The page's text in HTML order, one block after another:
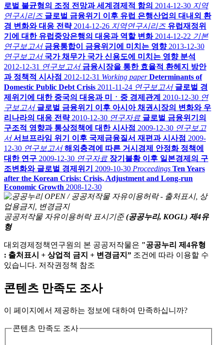
로벌 불균형의 조정 전망과 세계경제적 함의 2014-12-30 지역
연구시리즈 글로벌 금융위기 이후 유럽 은행산업의 대내외 환
경 변화와 대응 전략 2014-12-26 지역연구시리즈 유럽재정위
기에 대한 유럽중앙은행의 대응과 역할 변화 2014-12-22 기본
연구보고서 금융통합이 금융위기에 미치는 영향 2013-12-30
연구보고서 국가 채무가 국가 신용도에 미치는 영향 분석
2012-12-31 연구보고서 금융시장을 통한 효율적 환헤지 방안
과 정책적 시사점 2012-12-31 Working paper Determinants of
Domestic Public Debt Crisis 2011-11-24 연구보고서 글로벌 경
제위기에 대한 중국의 대응과 미ㆍ중 경제관계
2010-12-30 연
구보고서 글로벌 금융위기 이후 아시아 채권시장의 변화와 우
리나라의 대응 전략 2010-12-30 연구자료 글로벌 금융위기의
구조적 영향과 통상정책에 대한 시사점 2009-12-30 연구보고
서 서브프라임 위기 이후 국제금융질서 재편과 시사점 2009-
12-30 연구보고서 해외충격에 따른 거시경제 안정화 정책에
대한 연구 2009-12-30 연구자료 장기불황 이후 일본경제의 구
조변화와 글로벌 경제위기
2009-10-30 Proceedings Ten Years
after the Korean Crisis: Crisis, Adjustment and Long-run
Economic Growth 2008-12-30
공공저작물 자유이용허락 표시기준 (공공누리, KOGL) 제4유
형
대외경제정책연구원의 본 공공저작물은 "공공누리 제4유형
: 출처표시 + 상업적 금지 + 변경금지” 조건에 따라 이용할 수
있습니다. 저작권정책 참조
콘텐츠 만족도 조사
이 페이지에서 제공하는 정보에 대하여 만족하십니까?
콘텐츠 만족도 조사